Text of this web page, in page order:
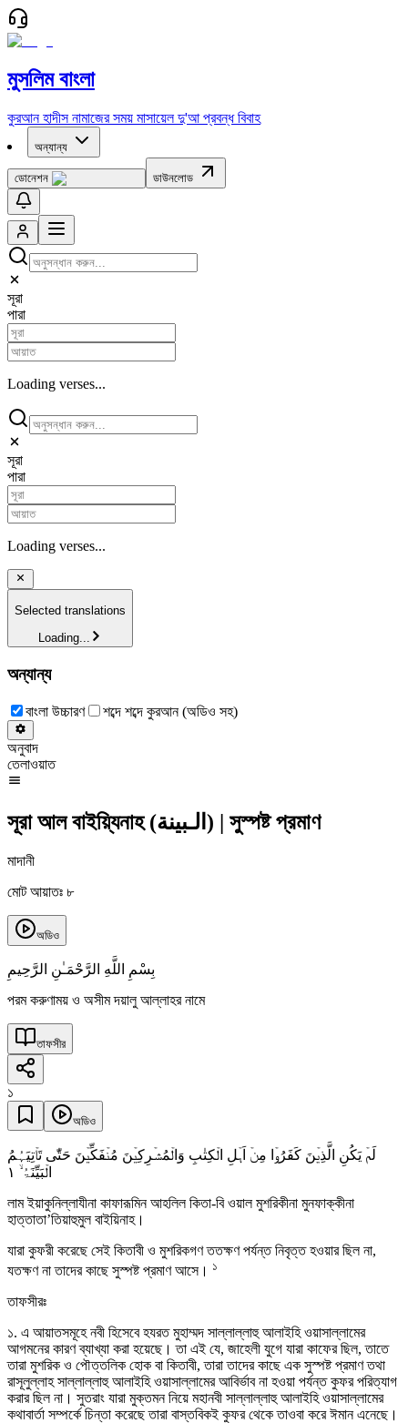
মুসলিম বাংলা
কুরআন হাদীস নামাজের সময় মাসায়েল দু'আ প্রবন্ধ বিবাহ
অন্যান্য
ডোনেশন ডাউনলোড
সূরা
পারা
Loading verses...
সূরা
পারা
Loading verses...
Selected translations
Loading...
অন্যান্য
বাংলা উচ্চারণ শব্দে শব্দে কুরআন (অডিও সহ)
অনুবাদ
তেলাওয়াত
সূরা আল বাইয়্যিনাহ (الـبينة ) | সুস্পষ্ট প্রমাণ
মাদানী
মোট আয়াতঃ ৮
অডিও
بِسْمِ اللَّهِ الرَّحْمَـٰنِ الرَّحِيمِ
পরম করুণাময় ও অসীম দয়ালু আল্লাহর নামে
তাফসীর
১
অডিও
لَمۡ یَکُنِ الَّذِیۡنَ کَفَرُوۡا مِنۡ اَہۡلِ الۡکِتٰبِ وَالۡمُشۡرِکِیۡنَ مُنۡفَکِّیۡنَ حَتّٰی تَاۡتِیَہُمُ
الۡبَیِّنَۃُ ۙ ١
লাম ইয়াকুনিল্লাযীনা কাফারূমিন আহলিল কিতা-বি ওয়াল মুশরিকীনা মুনফাক্কীনা
হাত্তাতা’তিয়াহুমুল বাইয়িনাহ।
যারা কুফরী করেছে সেই কিতাবী ও মুশরিকগণ ততক্ষণ পর্যন্ত নিবৃত্ত হওয়ার ছিল না,
যতক্ষণ না তাদের কাছে সুস্পষ্ট প্রমাণ আসে। ১
তাফসীরঃ
১. এ আয়াতসমূহে নবী হিসেবে হযরত মুহাম্মদ সাল্লাল্লাহু আলাইহি ওয়াসাল্লামের
আগমনের কারণ ব্যাখ্যা করা হয়েছে। তা এই যে, জাহেলী যুগে যারা কাফের ছিল, তাতে
তারা মুশরিক ও পৌত্তলিক হোক বা কিতাবী, তারা তাদের কাছে এক সুস্পষ্ট প্রমাণ তথা
রাসূলুল্লাহ সাল্লাল্লাহু আলাইহি ওয়াসাল্লামের আবির্ভাব না হওয়া পর্যন্ত কুফর পরিত্যাগ
করার ছিল না। সুতরাং যারা মুক্তমন নিয়ে মহানবী সাল্লাল্লাহু আলাইহি ওয়াসাল্লামের
কথাবার্তা সম্পর্কে চিন্তা করেছে তারা বাস্তবিকই কুফর থেকে তাওবা করে ঈমান এনেছে।